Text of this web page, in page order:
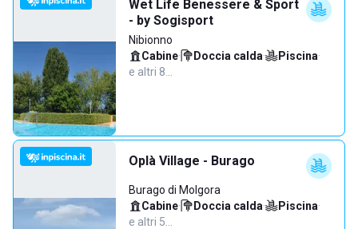
Wet Life Benessere & Sport
- by Sogisport
Nibionno
Cabine· Doccia calda· Piscina·
e altri 8…
Oplà Village - Burago
Burago di Molgora
Cabine· Doccia calda· Piscina·
e altri 5…